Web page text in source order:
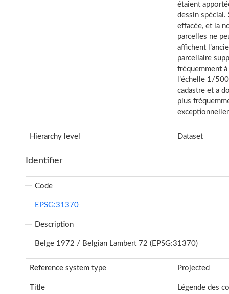
étaient
dessin spécial.
effacée, et la
parcelles ne
affichent
parcellaire
fréquemment
l’échelle 1/
cadastre et a
plus
Hierarchy level Dataset
Identifier
Code
EPSG:31370
Description
Belge 1972 / Belgian Lambert 72 (EPSG:31370)
Reference system type Projected
Title Légende des